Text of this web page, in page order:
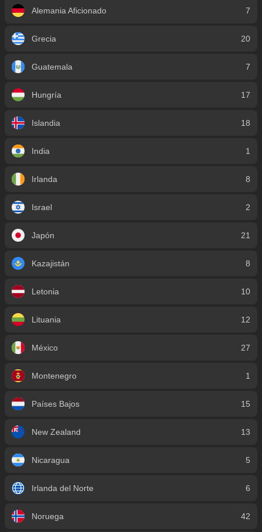
Alemania Aficionado 7
Grecia 20
Guatemala 7
Hungría 17
Islandia 18
India 1
Irlanda 8
Israel 2
Japón 21
Kazajistán 8
Letonia 10
Lituania 12
México 27
Montenegro 1
Países Bajos 15
New Zealand 13
Nicaragua 5
Irlanda del Norte 6
Noruega 42